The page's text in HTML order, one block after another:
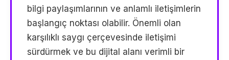
bilgi paylaşımlarının ve anlamlı iletişimlerin
başlangıç noktası olabilir. Önemli olan
karşılıklı saygı çerçevesinde iletişimi
sürdürmek ve bu dijital alanı verimli bir